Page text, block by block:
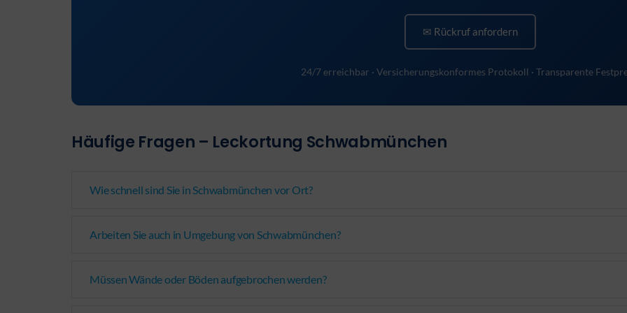
✉ Rückruf anfordern
24/7 erreichbar · Versicherungskonformes Protokoll · Transparente
Häufige Fragen – Leckortung Schwabmünchen
Wie schnell sind Sie in Schwabmünchen vor Ort?
Arbeiten Sie auch in Umgebung von Schwabmünchen?
Müssen Wände oder Böden aufgebrochen werden?